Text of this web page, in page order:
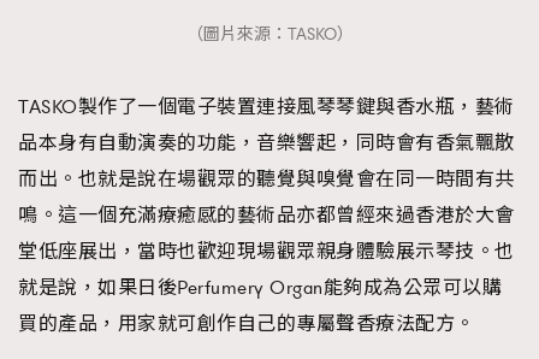
（圖片來源：TASKO）
TASKO製作了一個電子裝置連接風琴琴鍵與香水瓶，藝術
品本身有自動演奏的功能，音樂響起，同時會有香氣飄散
而出。也就是說在場觀眾的聽覺與嗅覺會在同一時間有共
鳴。這一個充滿療癒感的藝術品亦都曾經來過香港於大會
堂低座展出，當時也歡迎現場觀眾親身體驗展示琴技。也
就是說，如果日後Perfumery Organ能夠成為公眾可以購
買的產品，用家就可創作自己的專屬聲香療法配方。